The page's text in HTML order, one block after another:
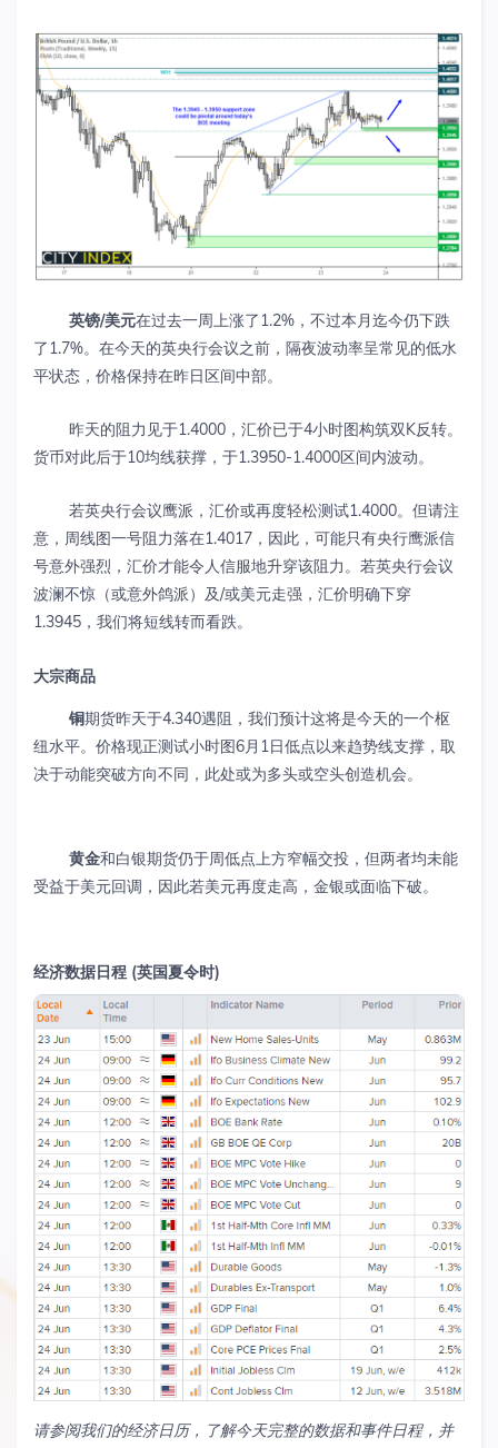
英镑/美元在过去一周上涨了1.2%，不过本月迄今仍下跌
了1.7%。在今天的英央行会议之前，隔夜波动率呈常见的低水
平状态，价格保持在昨日区间中部。
昨天的阻力见于1.4000，汇价已于4小时图构筑双K反转。
货币对此后于10均线获撑，于1.3950-1.4000区间内波动。
若英央行会议鹰派，汇价或再度轻松测试1.4000。但请注
意，周线图一号阻力落在1.4017，因此，可能只有央行鹰派信
号意外强烈，汇价才能令人信服地升穿该阻力。若英央行会议
波澜不惊（或意外鸽派）及/或美元走强，汇价明确下穿
1.3945，我们将短线转而看跌。
大宗商品
铜期货昨天于4.340遇阻，我们预计这将是今天的一个枢
纽水平。价格现正测试小时图6月1日低点以来趋势线支撑，取
决于动能突破方向不同，此处或为多头或空头创造机会。
黄金和白银期货仍于周低点上方窄幅交投，但两者均未能
受益于美元回调，因此若美元再度走高，金银或面临下破。
经济数据日程 (英国夏令时)
请参阅我们的经济日历，了解今天完整的数据和事件日程，并